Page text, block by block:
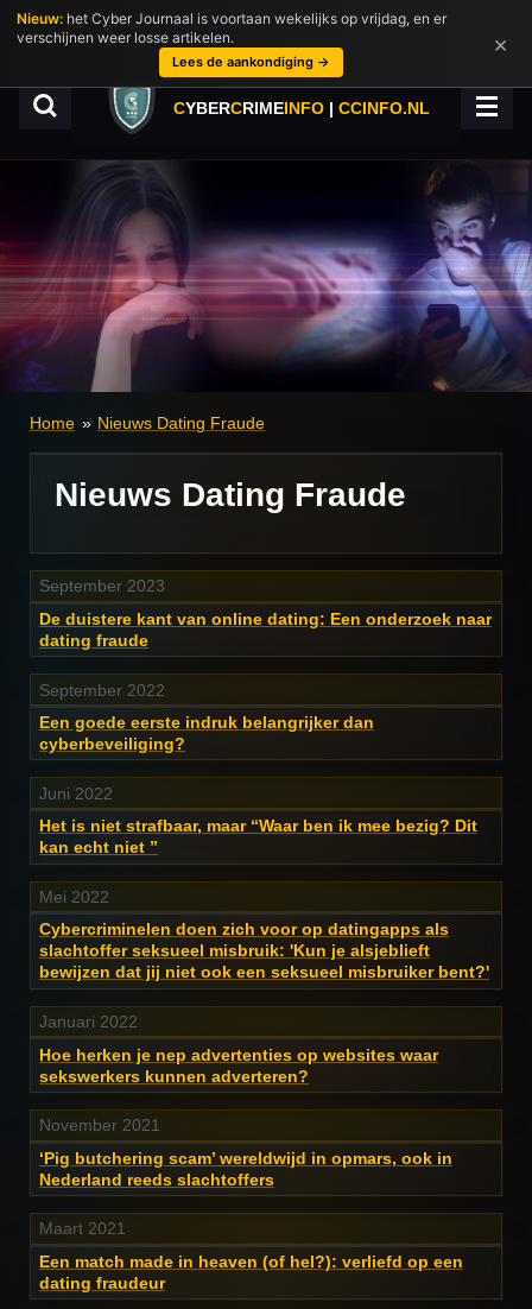
Ga
direct
hoofdinhoud
CYBERCRIMEINFO | CCINFO.NL
Home » Nieuws Dating Fraude
Nieuws Dating Fraude
September 2023
De duistere kant van online dating: Een onderzoek naar
dating fraude
September 2022
Een goede eerste indruk belangrijker dan
cyberbeveiliging?
Juni 2022
Het is niet strafbaar, maar “Waar ben ik mee bezig? Dit
kan echt niet ”
Mei 2022
Cybercriminelen doen zich voor op datingapps als
slachtoffer seksueel misbruik: 'Kun je alsjeblieft
bewijzen dat jij niet ook een seksueel misbruiker bent?'
Januari 2022
Hoe herken je nep advertenties op websites waar
sekswerkers kunnen adverteren?
November 2021
‘Pig butchering scam’ wereldwijd in opmars, ook in
Nederland reeds slachtoffers
Maart 2021
Een match made in heaven (of hel?): verliefd op een
dating fraudeur
Nieuw: het Cyber Journaal is voortaan wekelijks op vrijdag, en er
verschijnen weer losse artikelen.
Lees de aankondiging →
×